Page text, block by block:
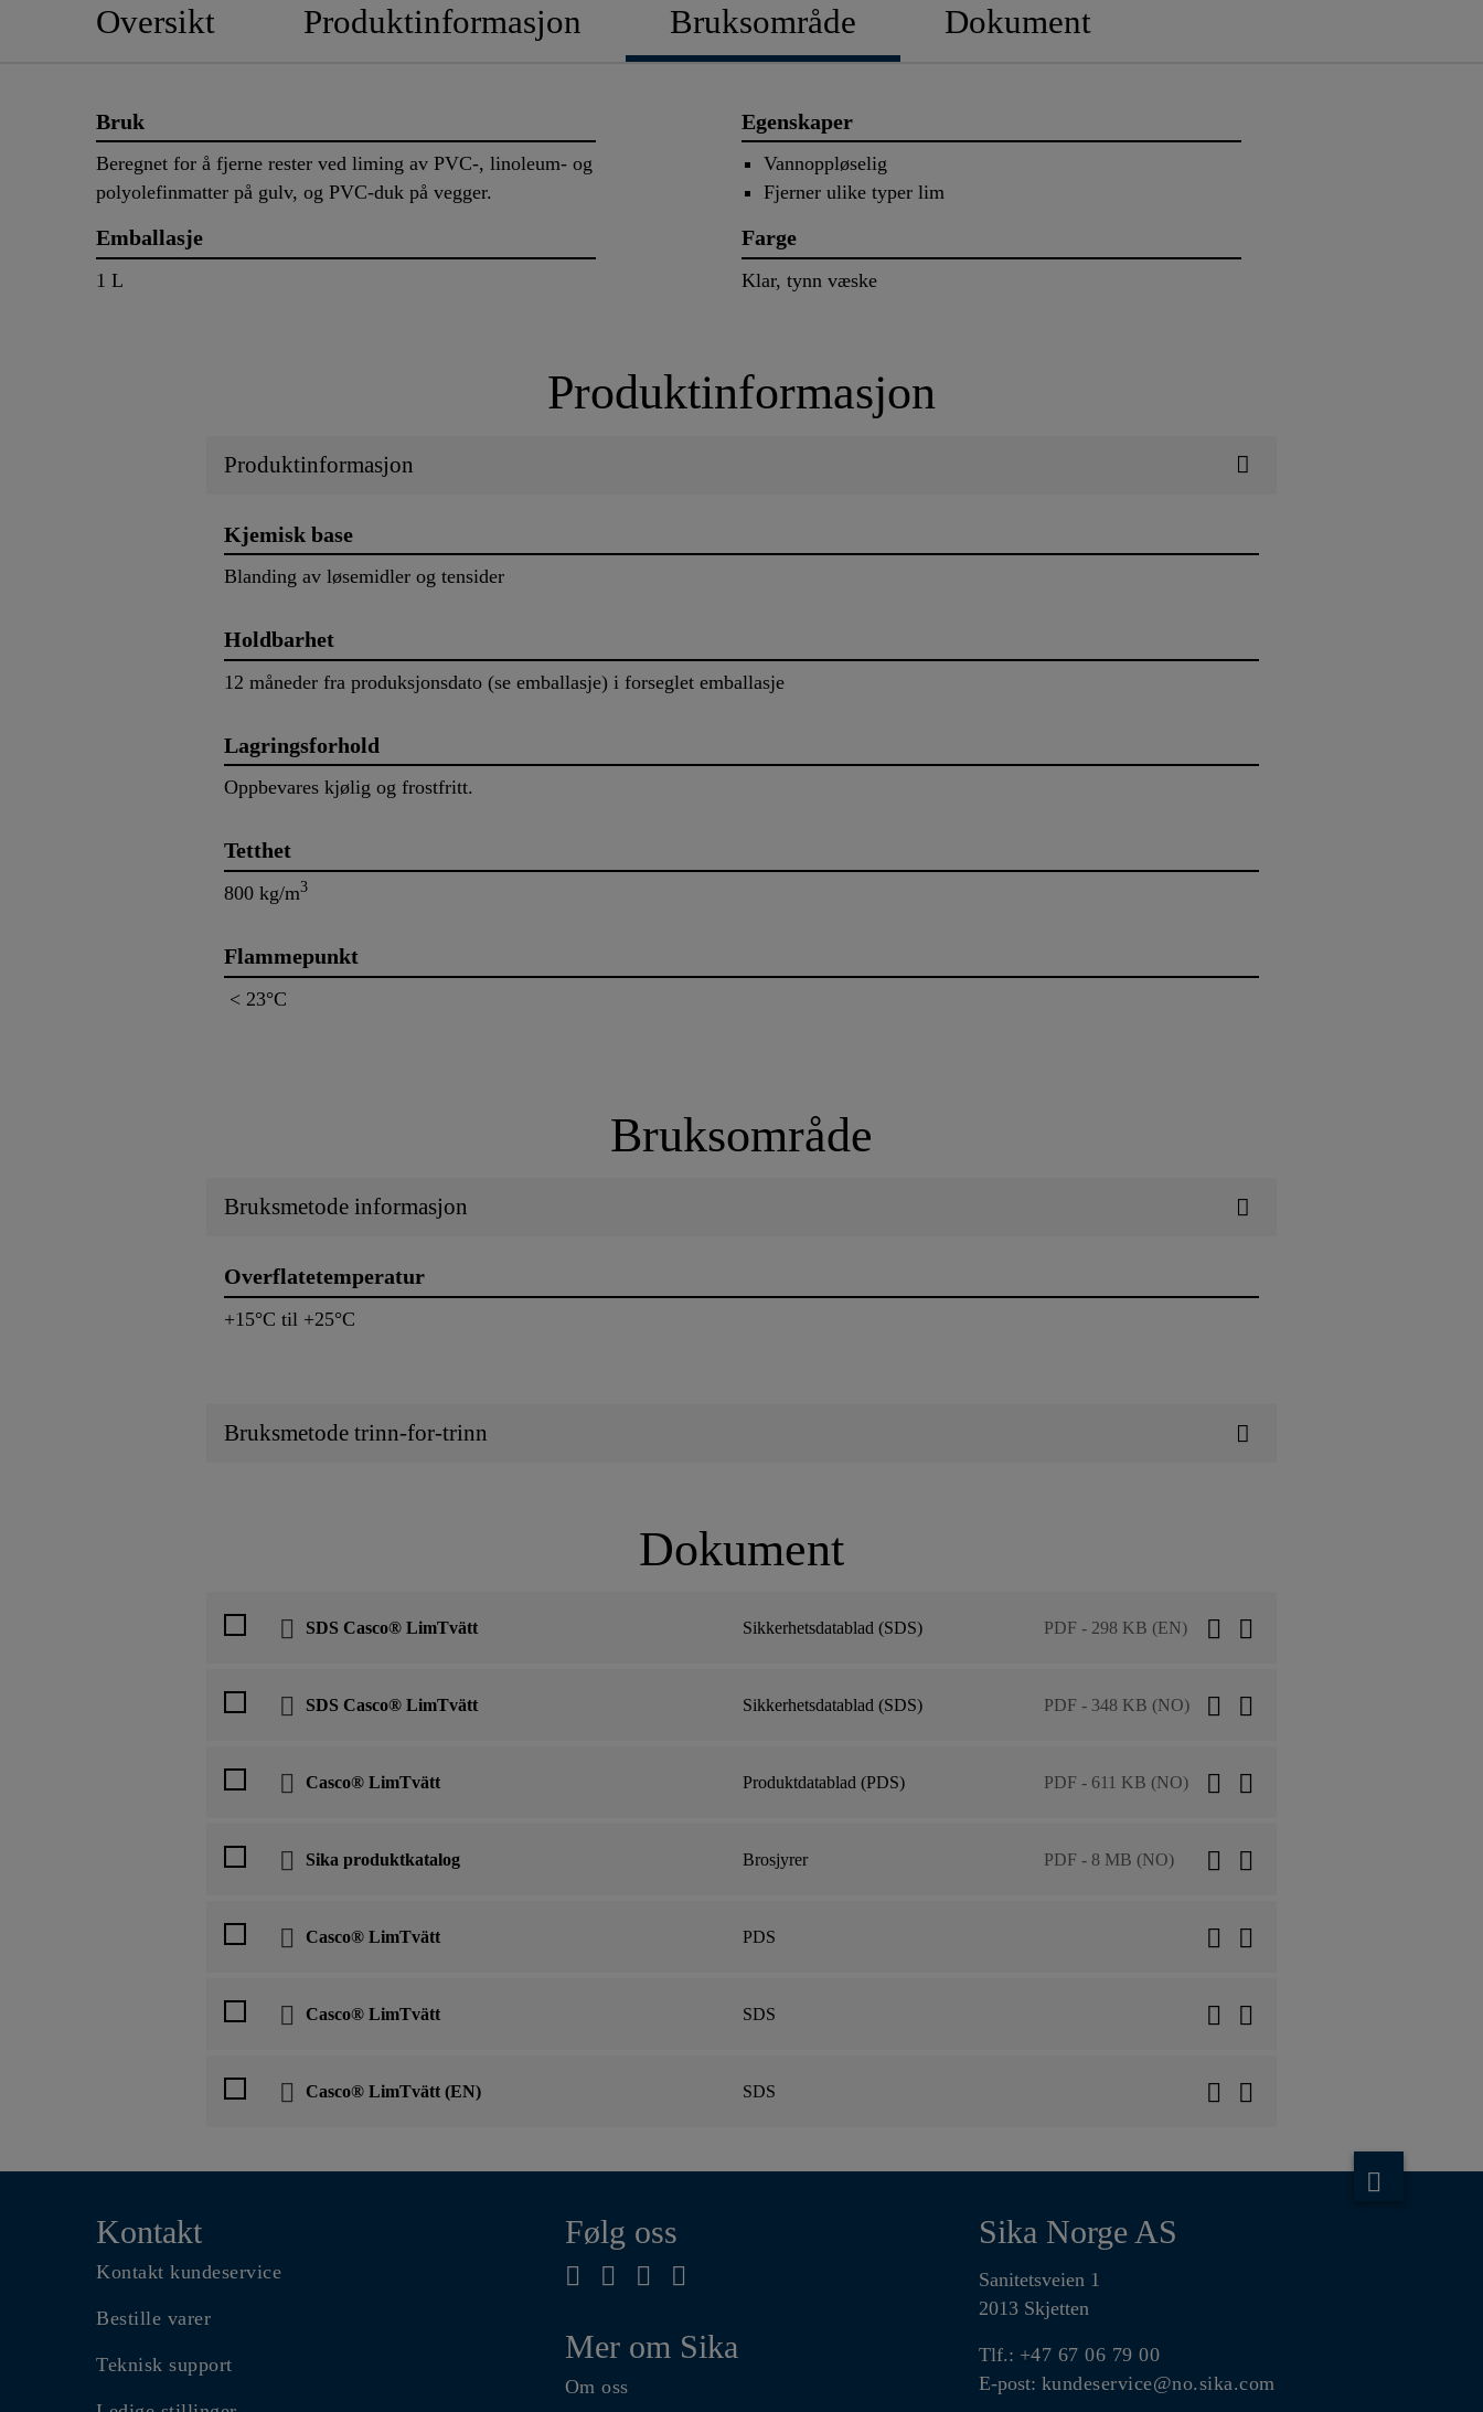
Oversikt Produktinformasjon Bruksområde Dokument
Bruk
Beregnet for å fjerne rester ved liming av PVC-, linoleum- og
polyolefinmatter på gulv, og PVC-duk på vegger.
Egenskaper
Vannoppløselig
Fjerner ulike typer lim
Emballasje
1 L
Farge
Klar, tynn væske
Produktinformasjon
Produktinformasjon
Kjemisk base
Blanding av løsemidler og tensider
Holdbarhet
12 måneder fra produksjonsdato (se emballasje) i forseglet emballasje
Lagringsforhold
Oppbevares kjølig og frostfritt.
Tetthet
800 kg/m3
Flammepunkt
< 23°C
Bruksområde
Bruksmetode informasjon
Overflatetemperatur
+15°C til +25°C
Bruksmetode trinn-for-trinn
Dokument
SDS Casco® LimTvätt Sikkerhetsdatablad (SDS) PDF - 298 KB (EN)
SDS Casco® LimTvätt Sikkerhetsdatablad (SDS) PDF - 348 KB (NO)
Casco® LimTvätt Produktdatablad (PDS) PDF - 611 KB (NO)
Sika produktkatalog Brosjyrer PDF - 8 MB (NO)
Casco® LimTvätt PDS
Casco® LimTvätt SDS
Casco® LimTvätt (EN) SDS
Kontakt
Kontakt kundeservice
Bestille varer
Teknisk support
Følg oss
Mer om Sika
Om oss
Sika Norge AS
Sanitetsveien 1
2013 Skjetten
Tlf.: +47 67 06 79 00
E-post: kundeservice@no.sika.com